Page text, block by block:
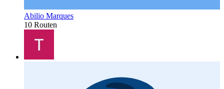
Abilio Marques
10 Routen